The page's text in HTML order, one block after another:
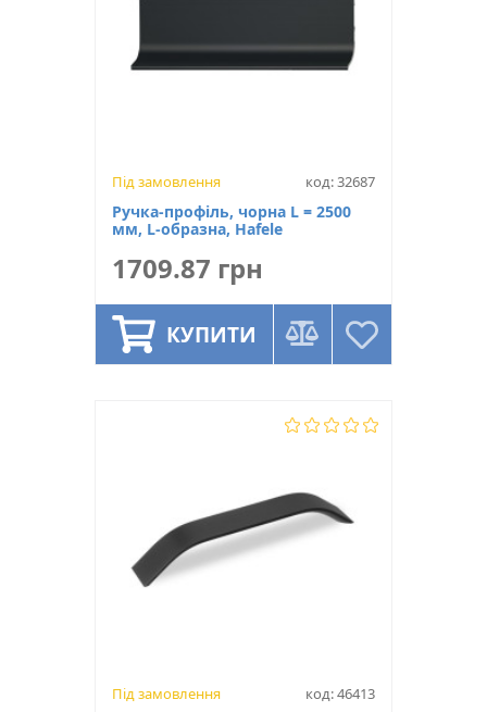
Під замовлення код: 32687
Ручка-профіль, чорна L = 2500
мм, L-образна, Hafele
1709.87 грн
КУПИТИ
Під замовлення код: 46413